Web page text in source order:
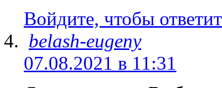
Войдите, чтобы
belash-eugeny
07.08.2021 в 11:31